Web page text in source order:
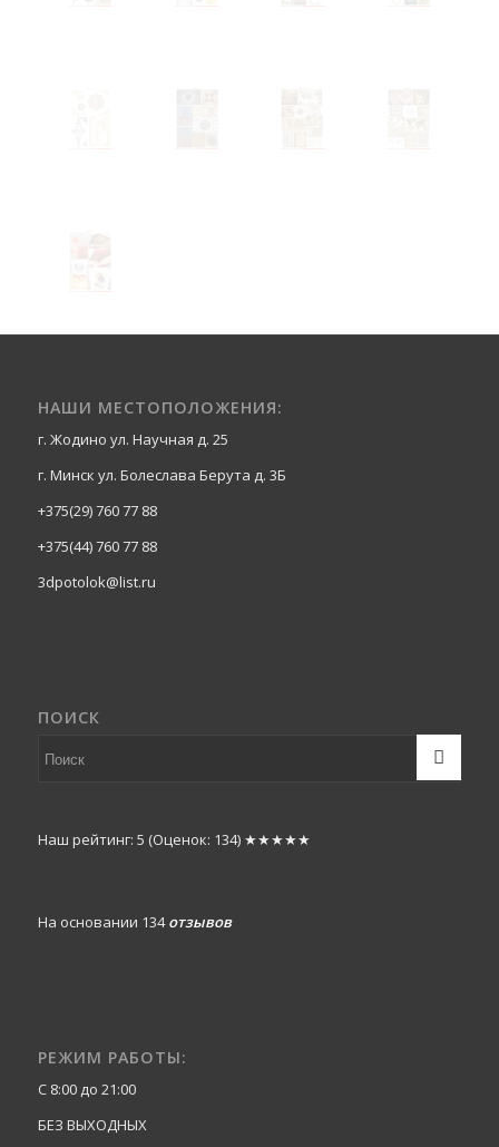
НАШИ МЕСТОПОЛОЖЕНИЯ:
г. Жодино ул. Научная д. 25
г. Минск ул. Болеслава Берута д. 3Б
+375(29) 760 77 88
+375(44) 760 77 88
3dpotolok@list.ru
ПОИСК
Наш рейтинг: 5 (Оценок: 134)★★★★★
На основании 134отзывов
РЕЖИМ РАБОТЫ:
С 8:00 до 21:00
БЕЗ ВЫХОДНЫХ